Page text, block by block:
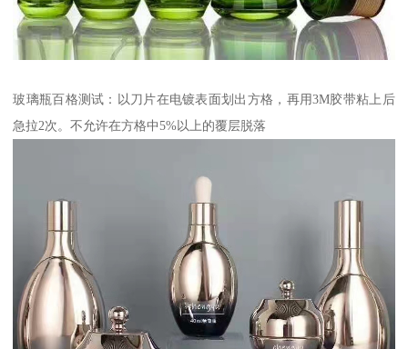
玻璃瓶百格测试：以刀片在电镀表面划出方格，再用3M胶带粘上后
急拉2次。不允许在方格中5%以上的覆层脱落